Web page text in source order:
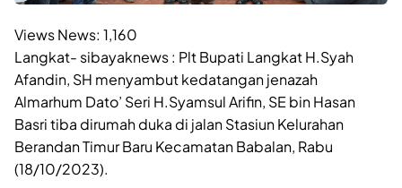
Views News: 1,160
Langkat- sibayaknews : Plt Bupati Langkat H.Syah
Afandin, SH menyambut kedatangan jenazah
Almarhum Dato’ Seri H.Syamsul Arifin, SE bin Hasan
Basri tiba dirumah duka di jalan Stasiun Kelurahan
Berandan Timur Baru Kecamatan Babalan, Rabu
(18/10/2023).